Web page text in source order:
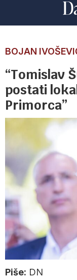
BOJAN
“Tomislav
postati
Primorca”
Piše: DN